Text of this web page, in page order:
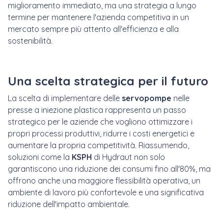
miglioramento immediato, ma una strategia a lungo
termine per mantenere l'azienda competitiva in un
mercato sempre più attento all'efficienza e alla
sostenibilità.
Una scelta strategica per il futuro
La scelta di implementare delle servopompe nelle
presse a iniezione plastica rappresenta un passo
strategico per le aziende che vogliono ottimizzare i
propri processi produttivi, ridurre i costi energetici e
aumentare la propria competitività. Riassumendo,
soluzioni come la KSPH di Hydraut non solo
garantiscono una riduzione dei consumi fino all'80%, ma
offrono anche una maggiore flessibilità operativa, un
ambiente di lavoro più confortevole e una significativa
riduzione dell'impatto ambientale.